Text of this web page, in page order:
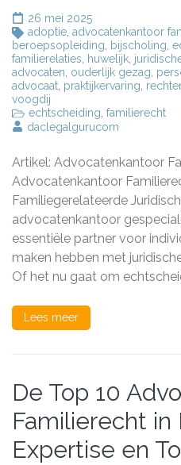
26 mei 2025
adoptie, advocatenkantoor
beroepsopleiding, bijscholing,
familierelaties, huwelijk,
advocaten, ouderlijk gezag,
advocaat, praktijkervaring,
voogdij
echtscheiding, familierecht
daclegalgurucom
Artikel: Advocatenkantoor
Advocatenkantoor
Familiegerelateerde
advocatenkantoor
essentiële partner voor
maken hebben met
Of het nu gaat om
Lees meer
De Top 10
Familierecht in
Expertise en